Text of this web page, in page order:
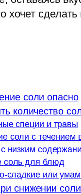
хочет
соли опасно
количество
специи и травы
соли с течением
низким
соль для блюд
сладкие или
снижении соли